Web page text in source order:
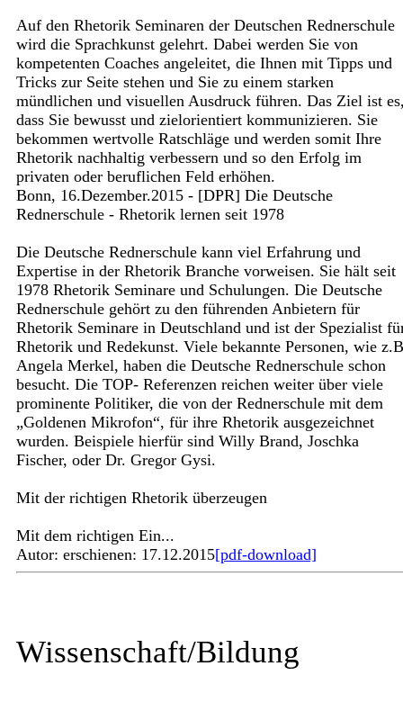
Auf den Rhetorik Seminaren der Deutschen Rednerschule
wird die Sprachkunst gelehrt. Dabei werden Sie von
kompetenten Coaches angeleitet, die Ihnen mit Tipps und
Tricks zur Seite stehen und Sie zu einem starken
mündlichen und visuellen Ausdruck führen. Das Ziel ist
dass Sie bewusst und zielorientiert kommunizieren. Sie
bekommen wertvolle Ratschläge und werden somit Ihre
Rhetorik nachhaltig verbessern und so den Erfolg im
privaten oder beruflichen Feld erhöhen.
Bonn, 16.Dezember.2015 - [DPR] Die Deutsche
Rednerschule - Rhetorik lernen seit 1978
Die Deutsche Rednerschule kann viel Erfahrung und
Expertise in der Rhetorik Branche vorweisen. Sie hält seit
1978 Rhetorik Seminare und Schulungen. Die Deutsche
Rednerschule gehört zu den führenden Anbietern für
Rhetorik Seminare in Deutschland und ist der Spezialist
Rhetorik und Redekunst. Viele bekannte Personen, wie
Angela Merkel, haben die Deutsche Rednerschule schon
besucht. Die TOP- Referenzen reichen weiter über viele
prominente Politiker, die von der Rednerschule mit dem
„Goldenen Mikrofon“, für ihre Rhetorik ausgezeichnet
wurden. Beispiele hierfür sind Willy Brand, Joschka
Fischer, oder Dr. Gregor Gysi.
Mit der richtigen Rhetorik überzeugen
Mit dem richtigen Ein...
Autor: erschienen: 17.12.2015[pdf-download]
Wissenschaft/Bildung